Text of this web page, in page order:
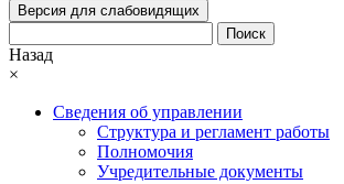
Версия для слабовидящих
Поиск
Назад
×
Сведения об управлении
Структура и регламент работы
Полномочия
Учредительные документы